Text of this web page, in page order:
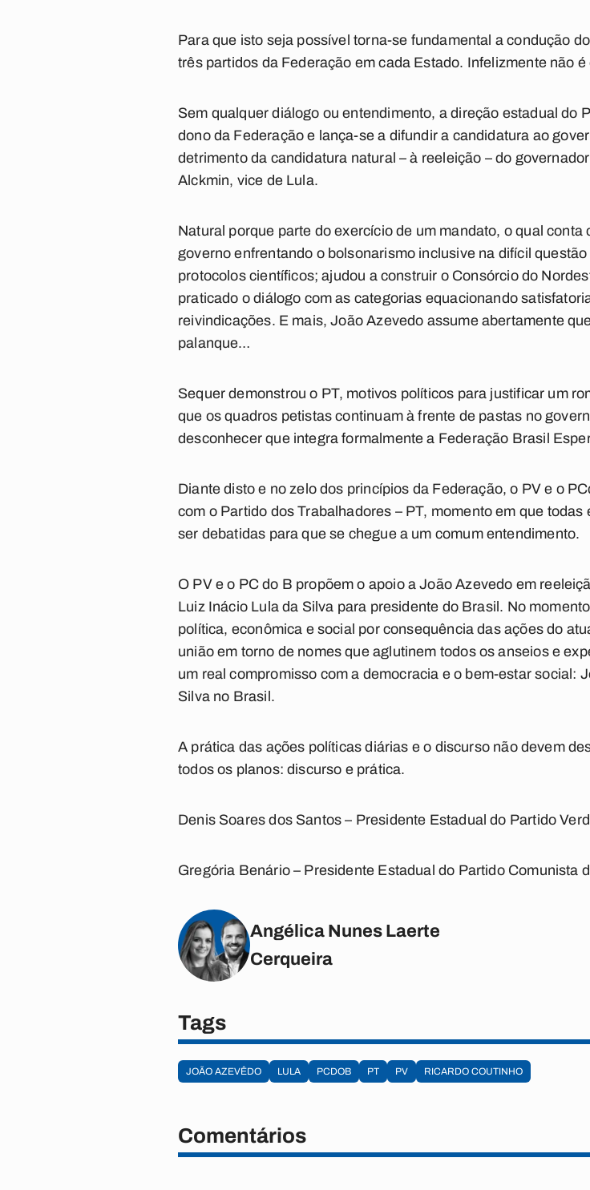
Para que isto seja possível torna-se fundamental a condução
três partidos da Federação em cada Estado. Infelizmente não
Sem qualquer diálogo ou entendimento, a direção estadual do
dono da Federação e lança-se a difundir a candidatura ao
detrimento da candidatura natural – à reeleição – do
Alckmin, vice de Lula.
Natural porque parte do exercício de um mandato, o qual
governo enfrentando o bolsonarismo inclusive na difícil
protocolos científicos; ajudou a construir o Consórcio do
praticado o diálogo com as categorias equacionando
reivindicações. E mais, João Azevedo assume abertamente
palanque…
Sequer demonstrou o PT, motivos políticos para justificar um
que os quadros petistas continuam à frente de pastas no
desconhecer que integra formalmente a Federação Brasil
Diante disto e no zelo dos princípios da Federação, o PV e o
com o Partido dos Trabalhadores – PT, momento em que
ser debatidas para que se chegue a um comum entendimento.
O PV e o PC do B propõem o apoio a João Azevedo em
Luiz Inácio Lula da Silva para presidente do Brasil. No
política, econômica e social por consequência das ações do
união em torno de nomes que aglutinem todos os anseios e
um real compromisso com a democracia e o bem-estar social:
Silva no Brasil.
A prática das ações políticas diárias e o discurso não devem
todos os planos: discurso e prática.
Denis Soares dos Santos – Presidente Estadual do Partido
Gregória Benário – Presidente Estadual do Partido Comunista
Angélica Nunes Laerte
Cerqueira
Tags
JOÃO AZEVÊDO LULA PCDOB PT PV RICARDO COUTINHO
Comentários